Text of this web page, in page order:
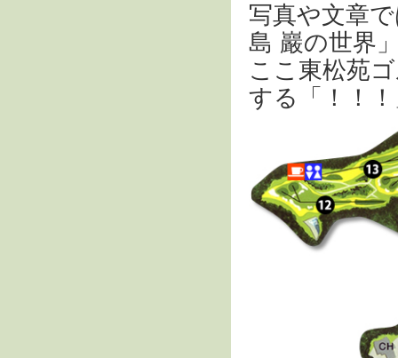
写真や文章
島 巖の世界
ここ東松苑
する「！！